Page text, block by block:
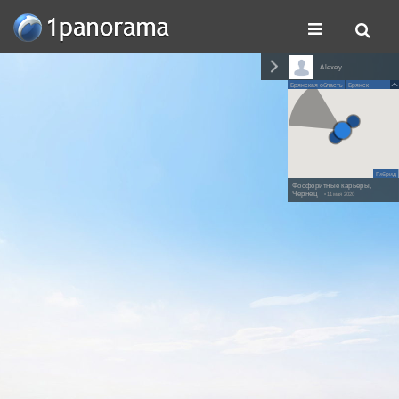
Alexey
Брянская область Брянск
Гибрид
Фосфоритные карьеры,
Чернец • 11 мая 2020